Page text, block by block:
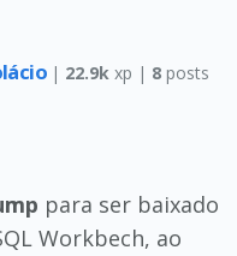
| 22.9k xp | 8 posts
para ser baixado
Workbech, ao